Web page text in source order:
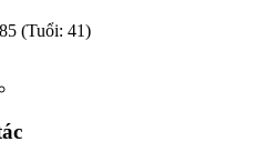
(Tuổi: 41)